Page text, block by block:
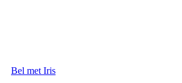
Bel met Iris